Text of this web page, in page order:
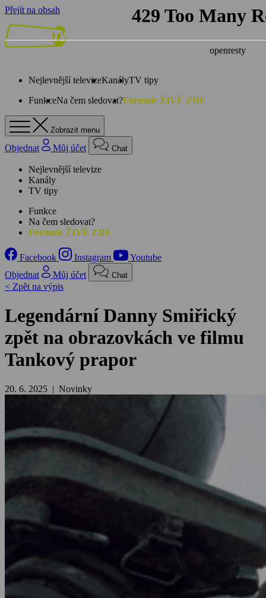
Přejít na obsah
Nejlevnější televizeKanályTV tipy
FunkceNa čem sledovat?Formule ŽIVĚ ZDE
Zobrazit menu
Objednat Můj účet Chat
Nejlevnější televize
Kanály
TV tipy
Funkce
Na čem sledovat?
Formule ŽIVĚ ZDE
Facebook Instagram
Youtube
Objednat
Můj účet Chat
< Zpět na výpis
Legendární Danny Smiřický
zpět na obrazovkách ve filmu
Tankový prapor
20. 6. 2025 | Novinky